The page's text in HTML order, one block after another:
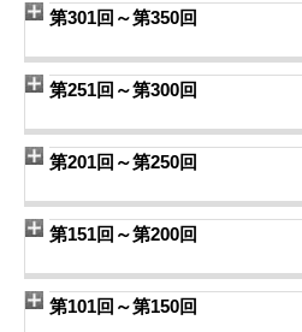
第301回～第350回
第251回～第300回
第201回～第250回
第151回～第200回
第101回～第150回